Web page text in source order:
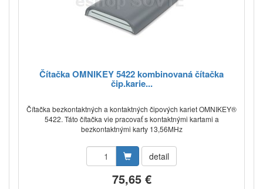
Čítačka OMNIKEY 5422 kombinovaná čítačka
čip.karie...
Čítačka bezkontaktných a kontaktných čipových kariet OMNIKEY®
5422. Táto čítačka vie pracovať s kontaktnými kartami a
bezkontaktnými karty 13,56MHz
detail
75,65 €